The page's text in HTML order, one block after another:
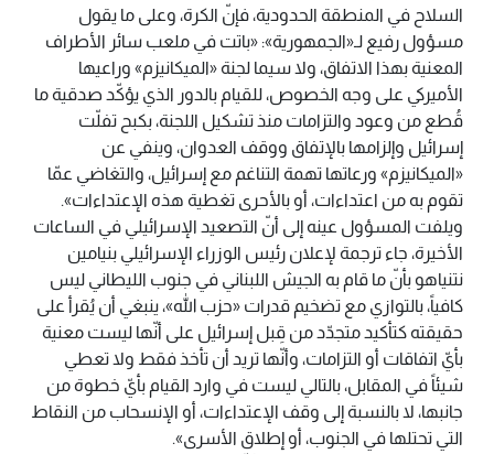
السلاح في المنطقة الحدودية، فإنّ الكرة، وعلى ما يقول
مسؤول رفيع لـ«الجمهورية»: «باتت في ملعب سائر الأطراف
المعنية بهذا الاتفاق، ولا سيما لجنة «الميكانيزم» وراعيها
الأميركي على وجه الخصوص، للقيام بالدور الذي يؤكّد صدقية ما
قُطع من وعود والتزامات منذ تشكيل اللجنة، بكبح تفلّت
إسرائيل وإلزامها بالإتفاق ووقف العدوان، وينفي عن
«الميكانيزم» ورعاتها تهمة التناغم مع إسرائيل، والتغاضي عمّا
تقوم به من اعتداءات، أو بالأحرى تغطية هذه الإعتداءات».
ويلفت المسؤول عينه إلى أنّ التصعيد الإسرائيلي في الساعات
الأخيرة، جاء ترجمة لإعلان رئيس الوزراء الإسرائيلي بنيامين
نتنياهو بأنّ ما قام به الجيش اللبناني في جنوب الليطاني ليس
كافياً، بالتوازي مع تضخيم قدرات «حزب الله»، ينبغي أن يُقرأ على
حقيقته كتأكيد متجدّد من قِبل إسرائيل على أنّها ليست معنية
بأيّ اتفاقات أو التزامات، وأنّها تريد أن تأخذ فقط ولا تعطي
شيئاً في المقابل، بالتالي ليست في وارد القيام بأيّ خطوة من
جانبها، لا بالنسبة إلى وقف الإعتداءات، أو الإنسحاب من النقاط
التي تحتلها في الجنوب، أو إطلاق الأسرى».